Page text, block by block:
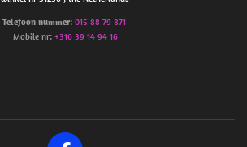
Telefoon nummer:015 88 79 871
Mobile nr: +316 39 14 94 16